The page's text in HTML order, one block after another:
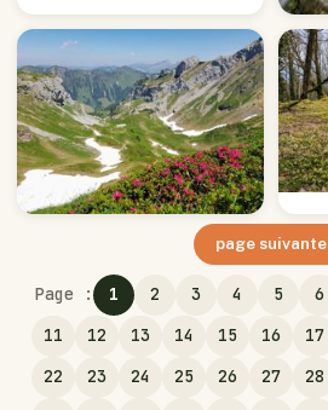
page suivante
Page : 1 2 3 4 5 6
11
12 13 14 15 16 17
22
23 24 25 26 27 28